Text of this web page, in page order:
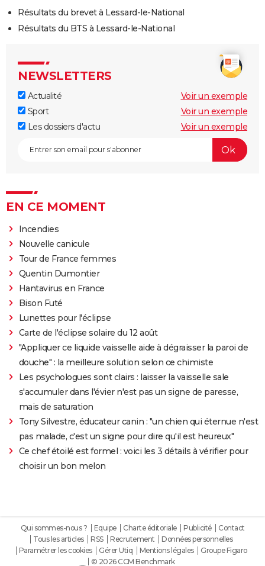
Résultats du brevet à Lessard-le-National
Résultats du BTS à Lessard-le-National
NEWSLETTERS
Actualité
Voir un exemple
Sport
Voir un exemple
Les dossiers d'actu
Voir un exemple
EN CE MOMENT
Incendies
Nouvelle canicule
Tour de France femmes
Quentin Dumontier
Hantavirus en France
Bison Futé
Lunettes pour l'éclipse
Carte de l'éclipse solaire du 12 août
"Appliquer ce liquide vaisselle aide à dégraisser la paroi de
douche" : la meilleure solution selon ce chimiste
Les psychologues sont clairs : laisser la vaisselle sale
s'accumuler dans l'évier n'est pas un signe de paresse,
mais de saturation
Tony Silvestre, éducateur canin : "un chien qui éternue n'est
pas malade, c'est un signe pour dire qu'il est heureux"
Ce chef étoilé est formel : voici les 3 détails à vérifier pour
choisir un bon melon
Qui sommes-nous ? Equipe Charte éditoriale Publicité
Contact
Tous les articles
RSS Recrutement
Données personnelles
Paramétrer les cookies
Gérer Utiq Mentions légales
Groupe Figaro
© 2026 CCM Benchmark